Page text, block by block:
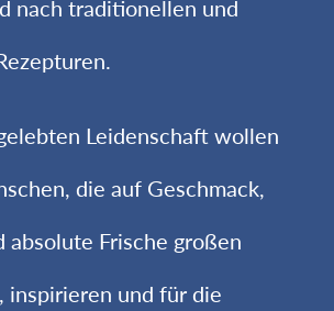
nach traditionellen und
Leidenschaft wollen
die auf Geschmack,
absolute Frische großen
inspirieren und für die